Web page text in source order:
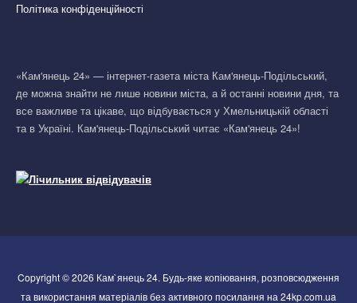
Політика конфіденційності
«Кам'янець 24» — інтернет-газета міста Кам'янець-Подільський,
де можна знайти не лише новини міста, а й останні новини дня, та
все важливе та цікаве, що відбувається у Хмельницькій області
та в Україні. Кам'янець-Подільський читає «Кам'янець 24»!
Copyright © 2026 Кам`янець 24. Будь-яке копіювання, розповсюдження
та використання матеріалів без активного посилання на 24kp.com.ua